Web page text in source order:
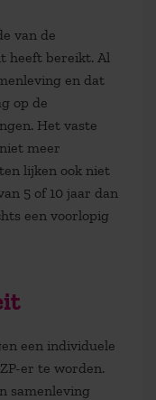
van de
heeft bereikt. Al
en dat
op de
Het vaste
meer
lijken ook niet
5 of 10 jaar dan
een voorlopig
een individuele
er te worden.
samenleving